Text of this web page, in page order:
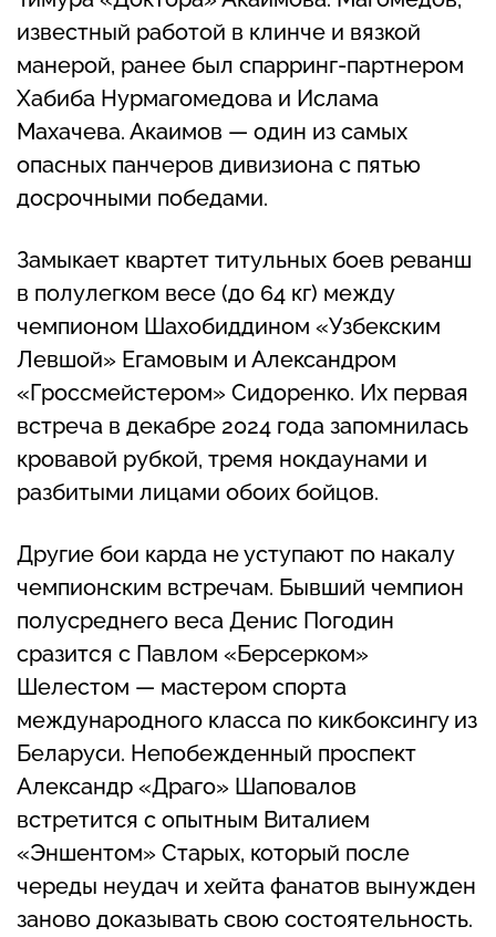
известный работой в клинче и вязкой
манерой, ранее был спарринг-партнером
Хабиба Нурмагомедова и Ислама
Махачева. Акаимов — один из самых
опасных панчеров дивизиона с пятью
досрочными победами.
Замыкает квартет титульных боев реванш
в полулегком весе (до 64 кг) между
чемпионом Шахобиддином «Узбекским
Левшой» Егамовым и Александром
«Гроссмейстером» Сидоренко. Их первая
встреча в декабре 2024 года запомнилась
кровавой рубкой, тремя нокдаунами и
разбитыми лицами обоих бойцов.
Другие бои карда не уступают по накалу
чемпионским встречам. Бывший чемпион
полусреднего веса Денис Погодин
сразится с Павлом «Берсерком»
Шелестом — мастером спорта
международного класса по кикбоксингу из
Беларуси. Непобежденный проспект
Александр «Драго» Шаповалов
встретится с опытным Виталием
«Эншентом» Старых, который после
череды неудач и хейта фанатов вынужден
заново доказывать свою состоятельность.